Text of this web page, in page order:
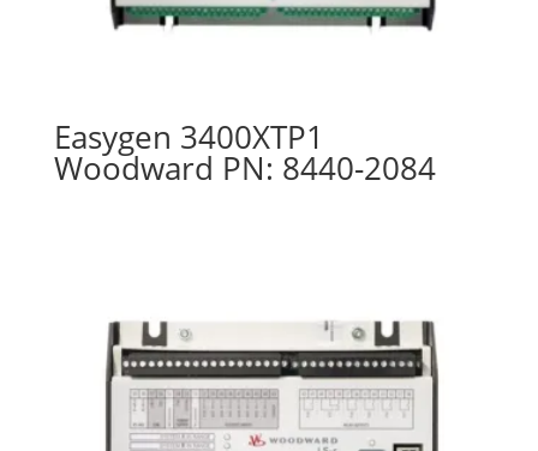
Easygen 3400XTP1
Woodward PN: 8440-2084